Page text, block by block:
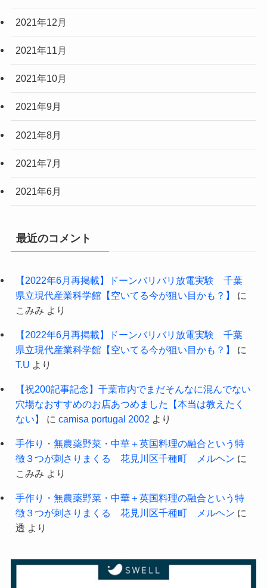
2021年12月
2021年11月
2021年10月
2021年9月
2021年8月
2021年7月
2021年6月
最近のコメント
【2022年6月再掲載】ドーンバリバリ放電実験 千葉
県立現代産業科学館【空いてる今が狙い目かも？】
に
こみみ より
【2022年6月再掲載】ドーンバリバリ放電実験 千葉
県立現代産業科学館【空いてる今が狙い目かも？】
に
T.U より
【祝200記事記念】千葉市内でまだそんなに混んでない
穴場なおすすめのお店あつめました【本当は教えたく
ない】
に camisa portugal 2002 より
手作り・無農薬野菜・中華＋英国料理の融合という特
徴３つが刺さりまくる 花見川区千種町 メルヘン に
こみみ より
手作り・無農薬野菜・中華＋英国料理の融合という特
徴３つが刺さりまくる 花見川区千種町 メルヘン に
透 より